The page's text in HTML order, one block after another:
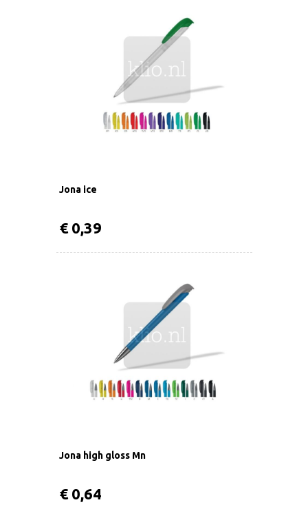
Jona ice
€ 0,39
Jona high gloss Mn
€ 0,64